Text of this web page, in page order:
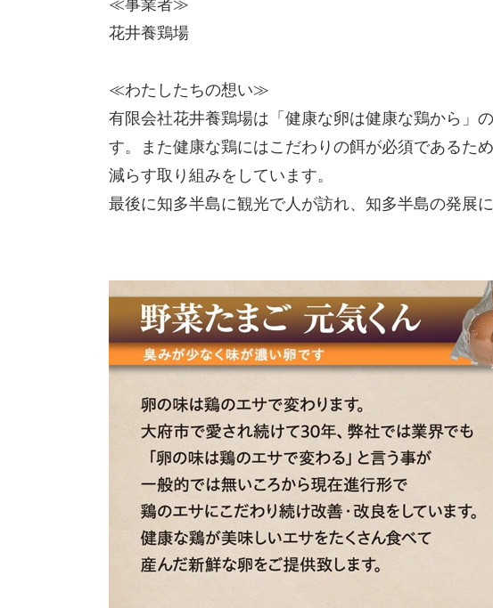
≪事業者≫
花井養鶏場
≪わたしたちの想い≫
有限会社花井養鶏場は「健康な卵は健康な鶏から」
す。また健康な鶏にはこだわりの餌が必須であるた
減らす取り組みをしています。
最後に知多半島に観光で人が訪れ、知多半島の発展